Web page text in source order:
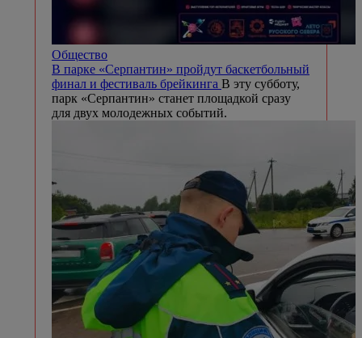
Общество
В парке «Серпантин» пройдут баскетбольный
финал и фестиваль брейкинга В эту субботу,
парк «Серпантин» станет площадкой сразу
для двух молодежных событий.